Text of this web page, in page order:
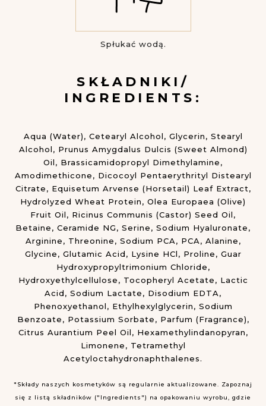
Spłukać wodą.
SKŁADNIKI/
INGREDIENTS:
Aqua (Water), Cetearyl Alcohol, Glycerin, Stearyl
Alcohol, Prunus Amygdalus Dulcis (Sweet Almond)
Oil, Brassicamidopropyl Dimethylamine,
Amodimethicone, Dicocoyl Pentaerythrityl Distearyl
Citrate, Equisetum Arvense (Horsetail) Leaf Extract,
Hydrolyzed Wheat Protein, Olea Europaea (Olive)
Fruit Oil, Ricinus Communis (Castor) Seed Oil,
Betaine, Ceramide NG, Serine, Sodium Hyaluronate,
Arginine, Threonine, Sodium PCA, PCA, Alanine,
Glycine, Glutamic Acid, Lysine HCl, Proline, Guar
Hydroxypropyltrimonium Chloride,
Hydroxyethylcellulose, Tocopheryl Acetate, Lactic
Acid, Sodium Lactate, Disodium EDTA,
Phenoxyethanol, Ethylhexylglycerin, Sodium
Benzoate, Potassium Sorbate, Parfum (Fragrance),
Citrus Aurantium Peel Oil, Hexamethylindanopyran,
Limonene, Tetramethyl
Acetyloctahydronaphthalenes.
*Składy naszych kosmetyków są regularnie aktualizowane. Zapoznaj
się z listą składników ("Ingredients") na opakowaniu wyrobu, gdzie